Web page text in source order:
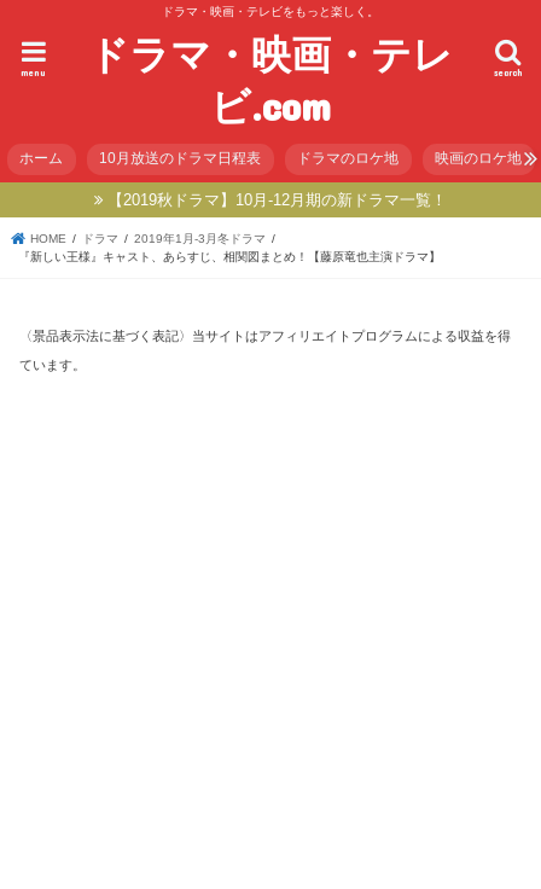
ドラマ・映画・テレビをもっと楽しく。
ドラマ・映画・テレ
ビ.com
search
menu
ホーム 10月放送のドラマ日程表 ドラマのロケ地 映画のロケ地
【2019秋ドラマ】10月-12月期の新ドラマ一覧！
HOME ドラマ
2019年1月-3月冬ドラマ
『新しい王様』キャスト、あらすじ、相関図まとめ！【藤原竜也主演ドラマ】
〈景品表示法に基づく表記〉当サイトはアフィリエイトプログラムによる収益を得
ています。